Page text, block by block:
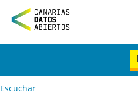
n
tEscuchar